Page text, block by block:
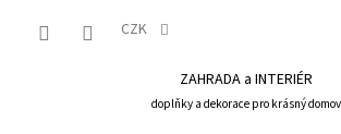
CZK
ZAHRADA a INTERIÉR
doplňky a dekorace pro krásný domov